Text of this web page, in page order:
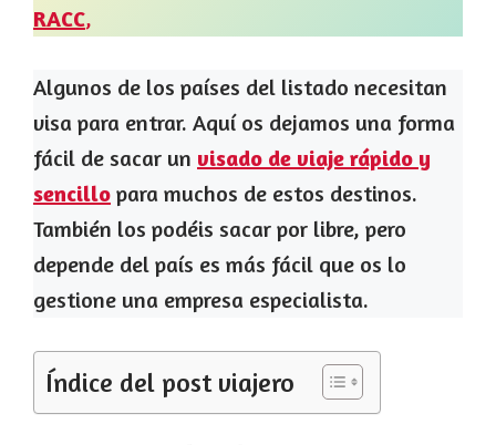
RACC,
Algunos de los países del listado necesitan
visa para entrar. Aquí os dejamos una forma
fácil de sacar un visado de viaje rápido y
sencillo para muchos de estos destinos.
También los podéis sacar por libre, pero
depende del país es más fácil que os lo
gestione una empresa especialista.
Índice del post viajero